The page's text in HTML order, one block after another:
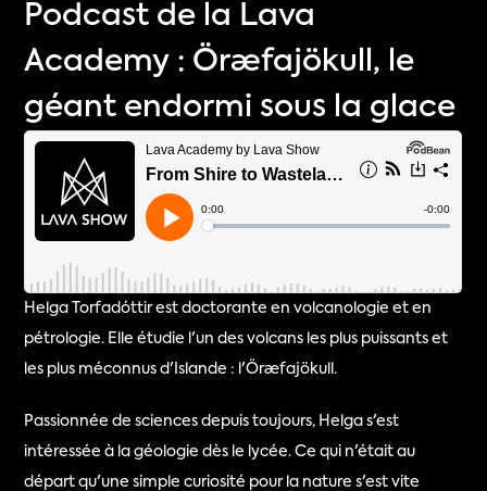
Podcast de la Lava
Academy : Öræfajökull, le
géant endormi sous la glace
Helga Torfadóttir est doctorante en volcanologie et en
pétrologie. Elle étudie l'un des volcans les plus puissants et
les plus méconnus d'Islande : l'Öræfajökull.
Passionnée de sciences depuis toujours, Helga s'est
intéressée à la géologie dès le lycée. Ce qui n'était au
départ qu'une simple curiosité pour la nature s'est vite